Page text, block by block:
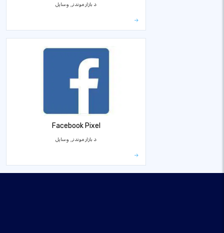
د بازار موندنې وسایل
Facebook Pixel
د بازار موندنې وسایل